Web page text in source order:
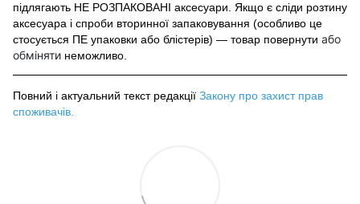
підлягають НЕ РОЗПАКОВАНІ аксесуари. Якщо є сліди розтину
аксесуара і спроби вторинної запаковування (особливо це
стосується ПЕ упаковки або блістерів) — товар повернути або
обміняти неможливо.
Повний і актуальний текст редакції Закону про захист прав
споживачів.